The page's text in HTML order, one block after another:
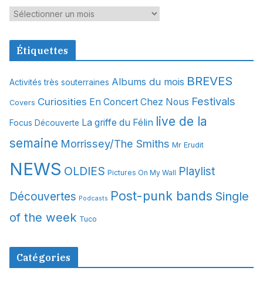
A
c
v
e
Étiquettes
Activités très souterraines Albums du mois BREVES
Covers Curiosities En Concert Chez Nous Festivals
Focus Découverte La griffe du Félin live de la
semaine Morrissey/The Smiths Mr Erudit
NEWS OLDIES Pictures On My Wall Playlist
Découvertes Podcasts Post-punk bands Single
of the week Tuco
Catégories